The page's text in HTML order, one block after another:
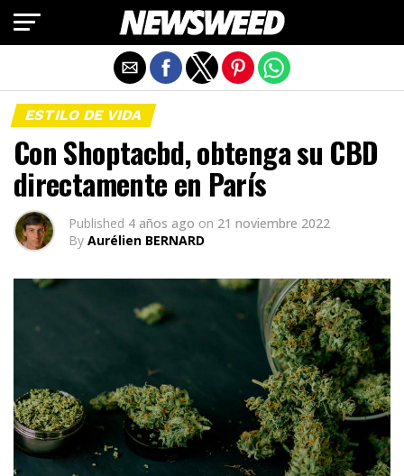
ESTILO DE VIDA
Con Shoptacbd, obtenga su CBD
directamente en París
Published 4 años ago on 21 noviembre 2022
By Aurélien BERNARD
Salir de la versión móvil